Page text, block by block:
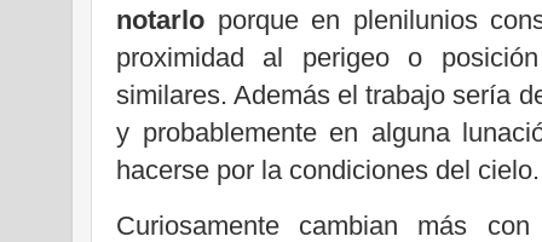
notarlo porque en plenilunios
proximidad al perigeo o
similares. Además el trabajo sería
y probablemente en alguna
hacerse por la condiciones del
Curiosamente cambian más